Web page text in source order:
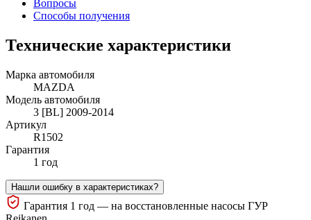
Вопросы
Способы получения
Технические характеристики
Марка автомобиля
MAZDA
Модель автомобиля
3 [BL] 2009-2014
Артикул
R1502
Гарантия
1 год
Нашли ошибку в характеристиках?
Гарантия 1 год — на восстановленные насосы ГУР